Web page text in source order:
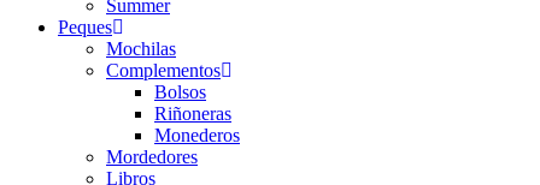
Summer
Peques
Mochilas
Complementos
Bolsos
Riñoneras
Monederos
Mordedores
Libros